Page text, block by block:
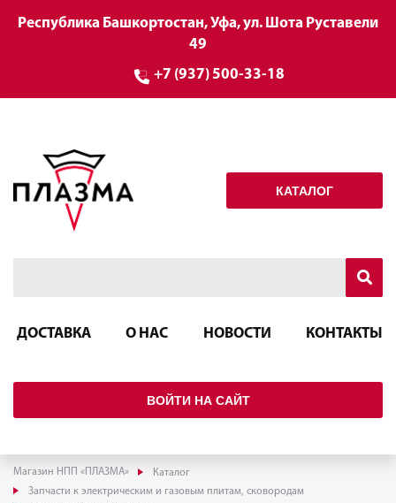
Республика Башкортостан, Уфа, ул. Шота Руставели
49
+7 (937) 500-33-18
КАТАЛОГ
ДОСТАВКА О НАС НОВОСТИ КОНТАКТЫ
ВОЙТИ НА САЙТ
Магазин НПП «ПЛАЗМА»
Каталог
Запчасти к электрическим и газовым плитам, сковородам